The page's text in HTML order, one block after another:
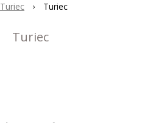
Turiec Turiec
Turiec